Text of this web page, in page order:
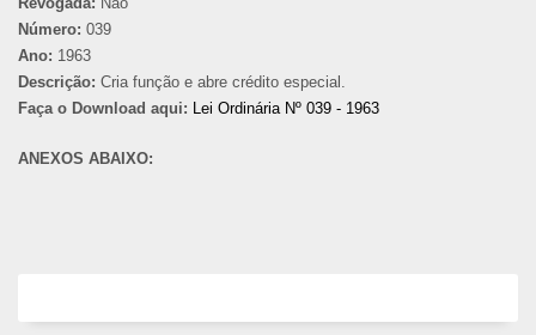
Número: 039
Ano: 1963
Descrição: Cria função e abre crédito especial.
Faça o Download aqui: Lei Ordinária Nº 039 - 1963
ANEXOS ABAIXO: